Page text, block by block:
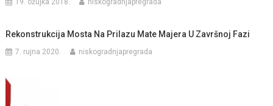
19. ožujka 2018. niskogradnjapregrada
Rekonstrukcija Mosta Na Prilazu Mate Majera U Završnoj Fazi
7. rujna 2020. niskogradnjapregrada